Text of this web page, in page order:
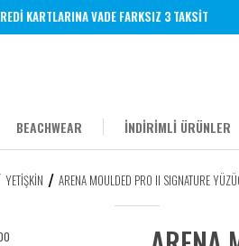
KARTLARINA VADE FARKSIZ 3 TAKSİT
BEACHWEAR İNDİRİMLİ ÜRÜNLER
YETIŞKIN ARENA MOULDED PRO II SIGNATURE